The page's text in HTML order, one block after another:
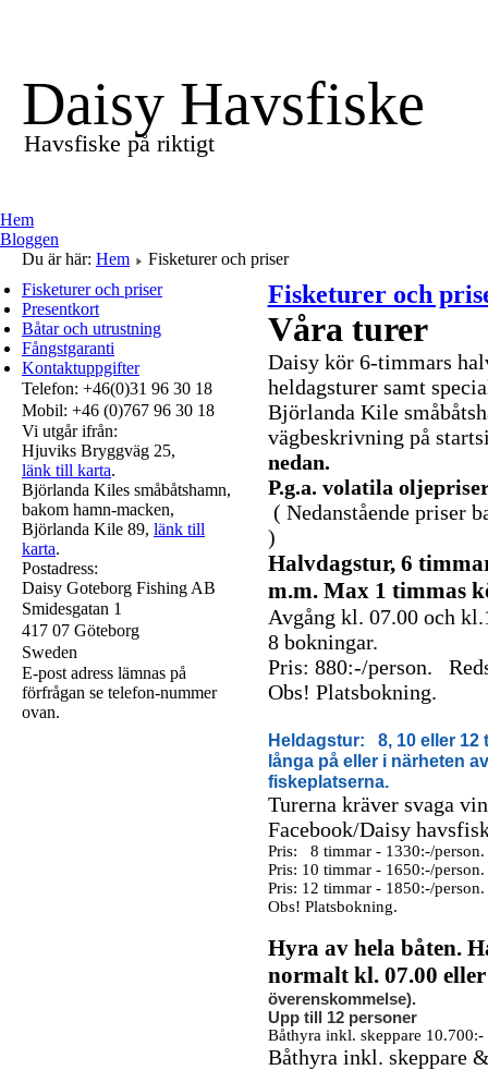
Daisy Havsfiske
Havsfiske på riktigt
Hem
Bloggen
Du är här: Hem
Fisketurer och priser
Fisketurer och priser
Presentkort
Båtar och utrustning
Fångstgaranti
Kontaktuppgifter
Telefon: +46(0)31 96 30 18
Mobil: +46 (0)767 96 30 18
Vi utgår ifrån:
Hjuviks Bryggväg 25,
länk till karta.
Björlanda Kiles småbåtshamn,
bakom hamn-macken,
Björlanda Kile 89, länk till
karta.
Postadress:
Daisy Goteborg Fishing AB
Smidesgatan 1
417 07 Göteborg
Sweden
E-post adress lämnas på
förfrågan se telefon-nummer
ovan.
Fisketurer och
Våra turer
Daisy kör 6-timmars
heldagsturer samt
Björlanda Kile
vägbeskrivning på
nedan.
P.g.a. volatila
( Nedanstående priser
)
Halvdagstur, 6
m.m. Max 1 timmas
Avgång kl. 07.00 och
8 bokningar.
Pris: 880:-/person.
Obs! Platsbokning.
Heldagstur: 8, 10 eller 12
långa på eller i närheten
fiskeplatserna.
Turerna kräver svaga
Facebook/Daisy
Pris: 8 timmar - 1330:-/
Pris: 10 timmar - 1650:-/
Pris: 12 timmar - 1850:-/
Obs! Platsbokning.
Hyra av hela båten.
normalt kl. 07.00
överenskommelse).
Upp till 12 personer
Båthyra inkl. skeppare 10.700:-
Båthyra inkl. skeppare